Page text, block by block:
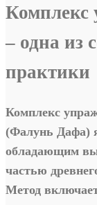
Комплекс
– одна из
практики
Комплекс
(Фалунь Дафа)
обладающим
частью
Метод